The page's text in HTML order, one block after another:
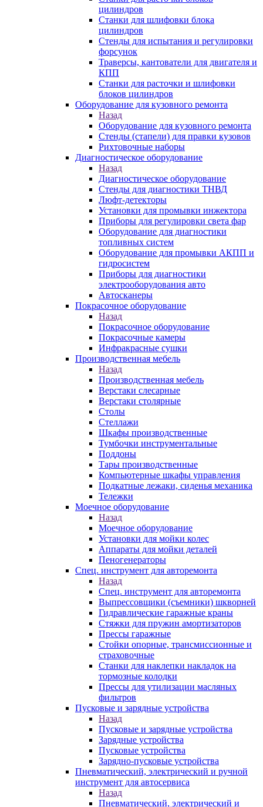
цилиндров
Станки для шлифовки блока
цилиндров
Стенды для испытания и регулировки
форсунок
Траверсы, кантователи для двигателя и
КПП
Станки для расточки и шлифовки
блоков цилиндров
Оборудование для кузовного ремонта
Назад
Оборудование для кузовного ремонта
Стенды (стапели) для правки кузовов
Рихтовочные наборы
Диагностическое оборудование
Назад
Диагностическое оборудование
Стенды для диагностики ТНВД
Люфт-детекторы
Установки для промывки инжектора
Приборы для регулировки света фар
Оборудование для диагностики
топливных систем
Оборудование для промывки АКПП и
гидросистем
Приборы для диагностики
электрооборудования авто
Автосканеры
Покрасочное оборудование
Назад
Покрасочное оборудование
Покрасочные камеры
Инфракрасные сушки
Производственная мебель
Назад
Производственная мебель
Верстаки слесарные
Верстаки столярные
Столы
Стеллажи
Шкафы производственные
Тумбочки инструментальные
Поддоны
Тары производственные
Компьютерные шкафы управления
Подкатные лежаки, сиденья механика
Тележки
Моечное оборудование
Назад
Моечное оборудование
Установки для мойки колес
Аппараты для мойки деталей
Пеногенераторы
Спец. инструмент для авторемонта
Назад
Спец. инструмент для авторемонта
Выпрессовщики (съемники) шкворней
Гидравлические гаражные краны
Стяжки для пружин амортизаторов
Прессы гаражные
Стойки опорные, трансмиссионные и
страховочные
Станки для наклепки накладок на
тормозные колодки
Прессы для утилизации масляных
фильтров
Пусковые и зарядные устройства
Назад
Пусковые и зарядные устройства
Зарядные устройства
Пусковые устройства
Зарядно-пусковые устройства
Пневматический, электрический и ручной
инструмент для автосервиса
Назад
Пневматический, электрический и